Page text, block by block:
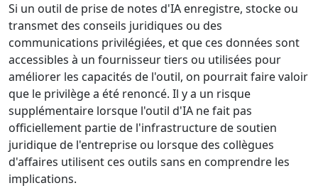
Si un outil de prise de notes d'IA enregistre, stocke ou
transmet des conseils juridiques ou des
communications privilégiées, et que ces données sont
accessibles à un fournisseur tiers ou utilisées pour
améliorer les capacités de l'outil, on pourrait faire valoir
que le privilège a été renoncé. Il y a un risque
supplémentaire lorsque l'outil d'IA ne fait pas
officiellement partie de l'infrastructure de soutien
juridique de l'entreprise ou lorsque des collègues
d'affaires utilisent ces outils sans en comprendre les
implications.